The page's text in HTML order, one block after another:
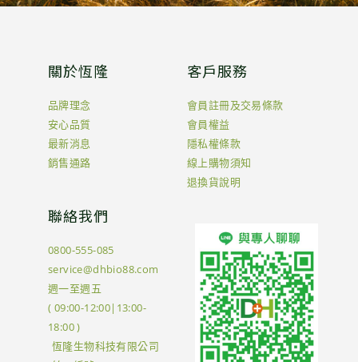
關於恆隆
品牌理念
安心品質
最新消息
銷售通路
客戶服務
會員註冊及交易條款
會員權益
隱私權條款
線上購物須知
退換貨說明
聯絡我們
0800-555-085
service@dhbio88.com
週一至週五
( 09:00-12:00|13:00-
18:00 )
恆隆生物科技有限公司